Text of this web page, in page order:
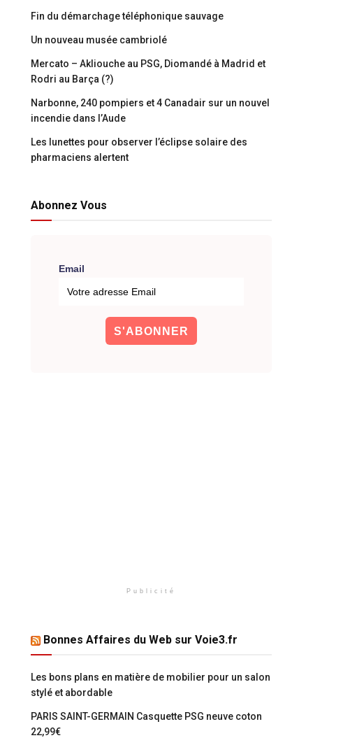
Fin du démarchage téléphonique sauvage
Un nouveau musée cambriolé
Mercato – Akliouche au PSG, Diomandé à Madrid et
Rodri au Barça (?)
Narbonne, 240 pompiers et 4 Canadair sur un nouvel
incendie dans l’Aude
Les lunettes pour observer l’éclipse solaire des
pharmaciens alertent
Abonnez Vous
Email
Publicité
Bonnes Affaires du Web sur Voie3.fr
Les bons plans en matière de mobilier pour un salon
stylé et abordable
PARIS SAINT-GERMAIN Casquette PSG neuve coton
22,99€